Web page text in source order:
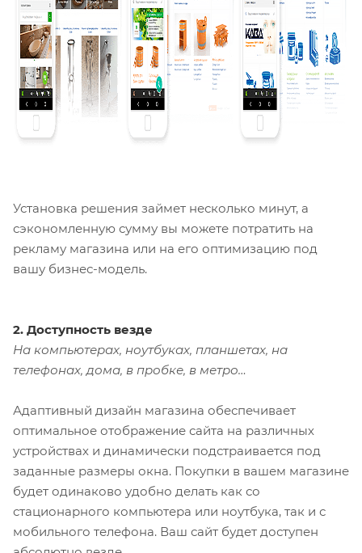
Установка решения займет несколько минут, а
сэкономленную сумму вы можете потратить на
рекламу магазина или на его оптимизацию под
вашу бизнес-модель.
2. Доступность везде
На компьютерах, ноутбуках, планшетах, на
телефонах, дома, в пробке, в метро…
Адаптивный дизайн магазина обеспечивает
оптимальное отображение сайта на различных
устройствах и динамически подстраивается под
заданные размеры окна. Покупки в вашем магазине
будет одинаково удобно делать как со
стационарного компьютера или ноутбука, так и с
мобильного телефона. Ваш сайт будет доступен